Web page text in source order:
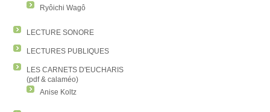
Ryôichi Wagô
LECTURE SONORE
LECTURES PUBLIQUES
LES CARNETS D'EUCHARIS
(pdf & calaméo)
Anise Koltz